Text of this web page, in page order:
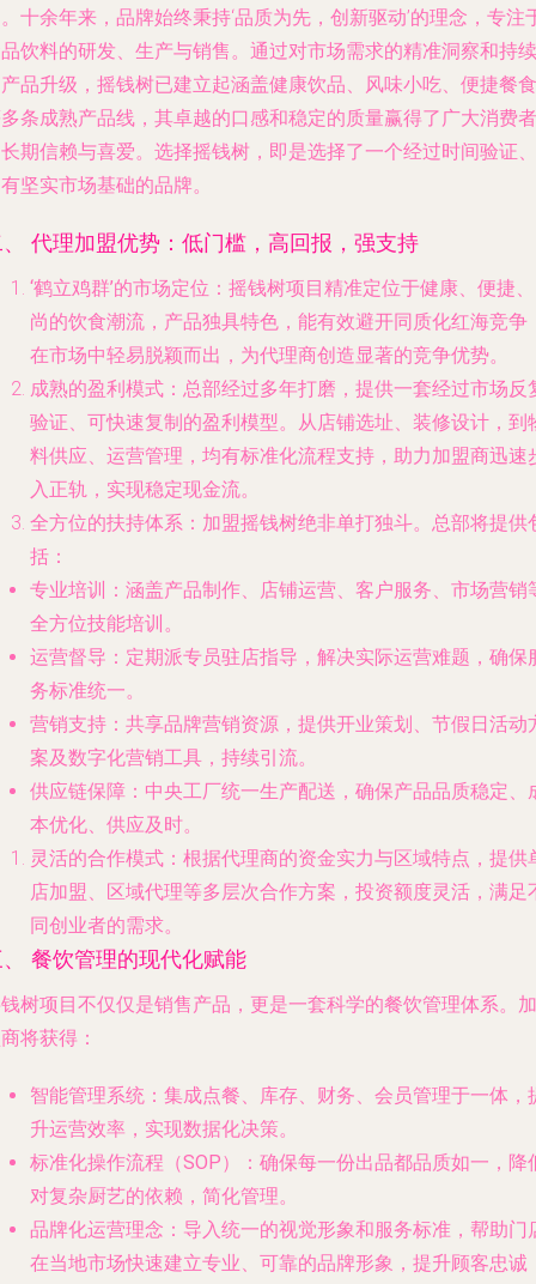
十余年来，品牌始终秉持‘品质为先，创新驱动’的理念，专注
饮料的研发、生产与销售。通过对市场需求的精准洞察和持续
品升级，摇钱树已建立起涵盖健康饮品、风味小吃、便捷餐食
条成熟产品线，其卓越的口感和稳定的质量赢得了广大消费者
期信赖与喜爱。选择摇钱树，即是选择了一个经过时间验证、
坚实市场基础的品牌。
代理加盟优势：低门槛，高回报，强支持
‘鹤立鸡群’的市场定位 ：摇钱树项目精准定位于健康、便捷
尚的饮食潮流，产品独具特色，能有效避开同质化红海竞争
在市场中轻易脱颖而出，为代理商创造显著的竞争优势。
成熟的盈利模式 ：总部经过多年打磨，提供一套经过市场反
验证、可快速复制的盈利模型。从店铺选址、装修设计，到
料供应、运营管理，均有标准化流程支持，助力加盟商迅速
入正轨，实现稳定现金流。
全方位的扶持体系 ：加盟摇钱树绝非单打独斗。总部将提供
括：
专业培训
：涵盖产品制作、店铺运营、客户服务、市场营销
全方位技能培训。
运营督导 ：定期派专员驻店指导，解决实际运营难题，确保
务标准统一。
营销支持 ：共享品牌营销资源，提供开业策划、节假日活动
案及数字化营销工具，持续引流。
供应链保障 ：中央工厂统一生产配送，确保产品品质稳定、
本优化、供应及时。
灵活的合作模式 ：根据代理商的资金实力与区域特点，提供
店加盟、区域代理等多层次合作方案，投资额度灵活，满足
同创业者的需求。
餐饮管理的现代化赋能
树项目不仅仅是销售产品，更是一套科学的餐饮管理体系。加
将获得：
智能管理系统 ：集成点餐、库存、财务、会员管理于一体，
升运营效率，实现数据化决策。
标准化操作流程（SOP）
：确保每一份出品都品质如一，降
对复杂厨艺的依赖，简化管理。
品牌化运营理念 ：导入统一的视觉形象和服务标准，帮助门
在当地市场快速建立专业、可靠的品牌形象，提升顾客忠诚